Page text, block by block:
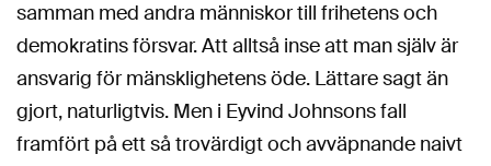
samman med andra människor till frihetens och
demokratins försvar. Att alltså inse att man själv är
ansvarig för mänsklighetens öde. Lättare sagt än
gjort, naturligtvis. Men i Eyvind Johnsons fall
framfört på ett så trovärdigt och avväpnande naivt